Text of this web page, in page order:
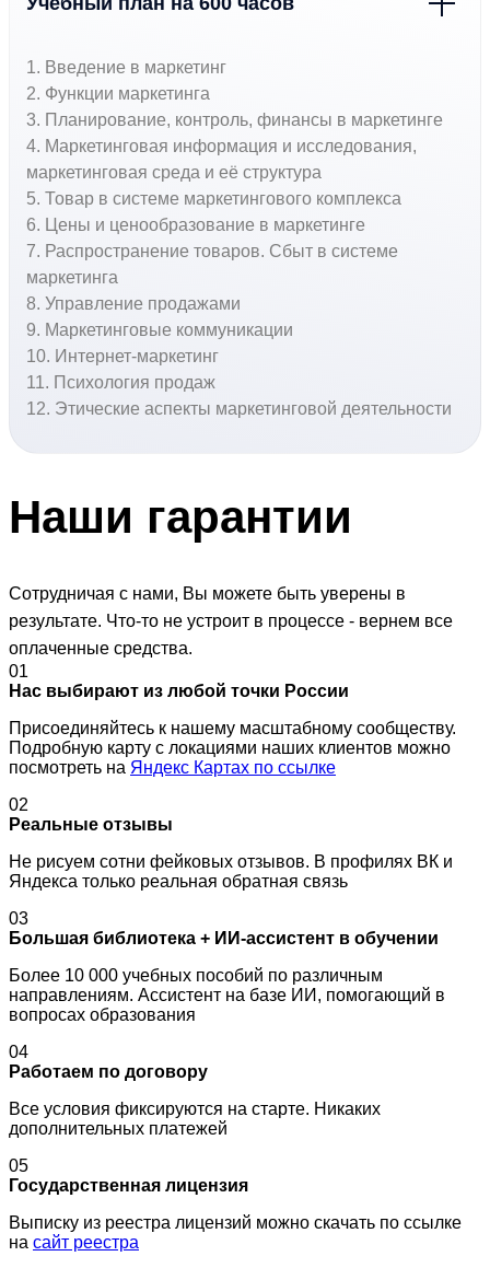
1. Введение в маркетинг
2. Функции маркетинга
3. Планирование, контроль, финансы в маркетинге
4. Маркетинговая информация и исследования,
маркетинговая среда и её структура
5. Товар в системе маркетингового комплекса
6. Цены и ценообразование в маркетинге
7. Распространение товаров. Сбыт в системе
маркетинга
8. Управление продажами
9. Маркетинговые коммуникации
10. Интернет-маркетинг
11. Психология продаж
12. Этические аспекты маркетинговой деятельности
Наши гарантии
Сотрудничая с нами, Вы можете быть уверены в
результате. Что-то не устроит в процессе - вернем все
оплаченные средства.
01
Нас выбирают из любой точки России
Присоединяйтесь к нашему масштабному сообществу.
Подробную карту с локациями наших клиентов можно
посмотреть на Яндекс Картах по ссылке
02
Реальные отзывы
Не рисуем сотни фейковых отзывов. В профилях ВК и
Яндекса только реальная обратная связь
03
Большая библиотека + ИИ-ассистент в обучении
Более 10 000 учебных пособий по различным
направлениям. Ассистент на базе ИИ, помогающий в
вопросах образования
04
Работаем по договору
Все условия фиксируются на старте. Никаких
дополнительных платежей
05
Государственная лицензия
Выписку из реестра лицензий можно скачать по ссылке
на сайт реестра